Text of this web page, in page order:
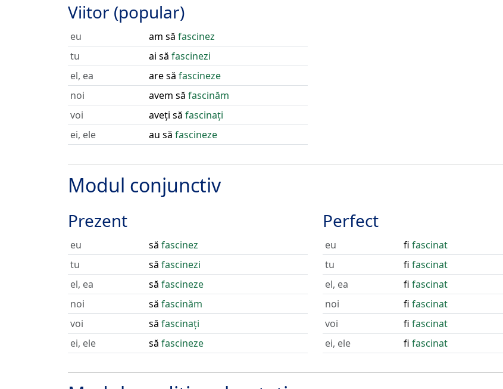
Viitor (popular)
eu am să fascinez
tu
ai să fascinezi
el, ea
are să fascineze
noi
avem să fascinăm
voi
aveți să fascinați
ei, ele
au să fascineze
Modul conjunctiv
Prezent
eu să fascinez
tu
să fascinezi
el, ea
să fascineze
noi
să fascinăm
voi
să fascinați
ei, ele
să fascineze
Perfect
eu fi fascinat
tu
fi fascinat
el, ea
fi fascinat
noi
fi fascinat
voi
fi fascinat
ei, ele
fi fascinat